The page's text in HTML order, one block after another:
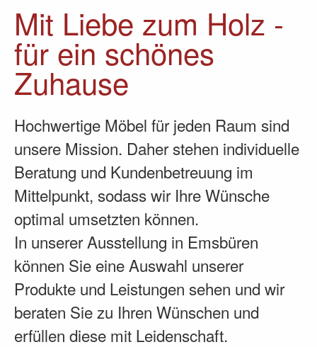
Mit Liebe zum Holz -
für ein schönes
Zuhause
Hochwertige Möbel für jeden Raum sind
unsere Mission. Daher stehen individuelle
Beratung und Kundenbetreuung im
Mittelpunkt, sodass wir Ihre Wünsche
optimal umsetzten können.
In unserer Ausstellung in Emsbüren
können Sie eine Auswahl unserer
Produkte und Leistungen sehen und wir
beraten Sie zu Ihren Wünschen und
erfüllen diese mit Leidenschaft.